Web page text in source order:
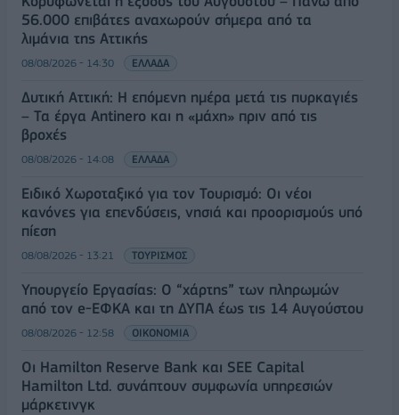
56.000 επιβάτες αναχωρούν σήμερα από τα
λιμάνια της Αττικής
08/08/2026 - 14:30 ΕΛΛΑΔΑ
Δυτική Αττική: Η επόμενη ημέρα μετά τις πυρκαγιές
– Τα έργα Antinero και η «μάχη» πριν από τις
βροχές
08/08/2026 - 14:08 ΕΛΛΑΔΑ
Ειδικό Χωροταξικό για τον Τουρισμό: Οι νέοι
κανόνες για επενδύσεις, νησιά και προορισμούς υπό
πίεση
08/08/2026 - 13:21 ΤΟΥΡΙΣΜΟΣ
Υπουργείο Εργασίας: Ο “χάρτης” των πληρωμών
από τον e-ΕΦΚΑ και τη ΔΥΠΑ έως τις 14 Αυγούστου
08/08/2026 - 12:58 ΟΙΚΟΝΟΜΙΑ
Οι Hamilton Reserve Bank και SEE Capital
Hamilton Ltd. συνάπτουν συμφωνία υπηρεσιών
μάρκετινγκ